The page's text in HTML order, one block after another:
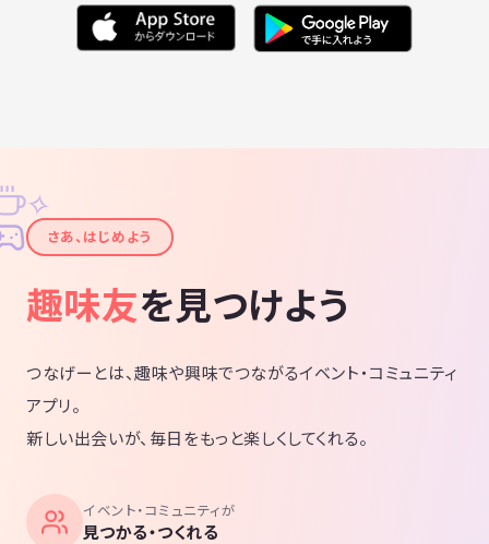
✦
✧
さあ、はじめよう
趣味友を見つけよう
つなげーとは、趣味や興味でつながるイベント・コミュニティ
アプリ。
新しい出会いが、毎日をもっと楽しくしてくれる。
イベント・コミュニティが
見つかる・つくれる